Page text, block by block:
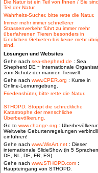
Die Natur ist ein Teil von Ihnen / Sie sind
Teil der Natur.
Wahrheits-Sucher, bitte rette die Natur.
Immer mehr immer schnellerer
Strassenverkehr führt zu immer mehr
überfahrenen Tieren besonders in
ländlichen Gebieten-bis keine mehr
sind.
Lösungen und Websites
Gehe nach sea-shepherd.de : Sea
Shepherd DE ~ internationale
zum Schutz der marinen Tierwelt.
Gehe nach www.CPER.org : Kurse in
Online-Lernumgebung.
Friedenshüter, bitte rette die Natur.
STHOPD: Stoppt die schreckliche
Katastrophe der menschliche
Überbevölkerung.
Go to www.change.org :
Weltweite Geburtenregelungen
einführen!
Gehe nach www.WisArt.net : Dieser
internationale SlideShow (in 5
DE, NL, DE, FR, ES).
Gehe nach www.STHOPD.com :
Haupteingang von STHOPD.